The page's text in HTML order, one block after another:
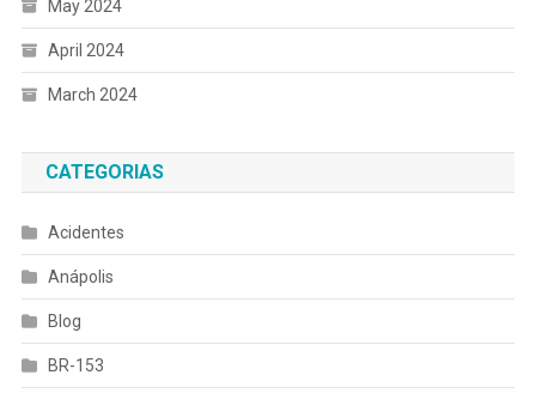
May 2024
April 2024
March 2024
CATEGORIAS
Acidentes
Anápolis
Blog
BR-153